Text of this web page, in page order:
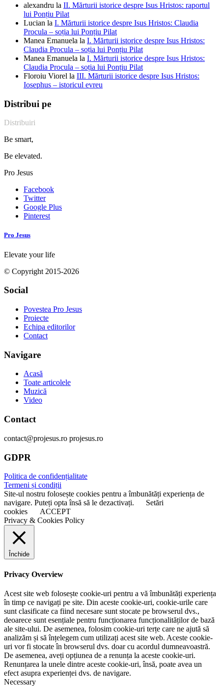
alexandru la II. Mărturii istorice despre Isus Hristos: raportul
lui Ponțiu Pilat
Lucian la I. Mărturii istorice despre Isus Hristos: Claudia
Procula – soția lui Ponțiu Pilat
Manea Emanuela la I. Mărturii istorice despre Isus Hristos:
Claudia Procula – soția lui Ponțiu Pilat
Manea Emanuela la I. Mărturii istorice despre Isus Hristos:
Claudia Procula – soția lui Ponțiu Pilat
Floroiu Viorel la III. Mărturii istorice despre Isus Hristos:
Iosephus – istoricul evreu
Distribui pe
Distribuiri
Be smart,
Be elevated.
Pro Jesus
Facebook
Twitter
Google Plus
Pinterest
Pro Jesus
Elevate your life
© Copyright 2015-2026
Social
Povestea Pro Jesus
Proiecte
Echipa editorilor
Contact
Navigare
Acasă
Toate articolele
Muzică
Video
Contact
contact@projesus.ro projesus.ro
GDPR
Politica de confidențialitate
Termeni și condiții
Site-ul nostru folosește cookies pentru a îmbunătăți experiența de
navigare. Puteți opta însă să le dezactivați.
Setări
cookies
ACCEPT
Privacy & Cookies Policy
Închide
Privacy Overview
Acest site web folosește cookie-uri pentru a vă îmbunătăți experiența
în timp ce navigați pe site. Din aceste cookie-uri, cookie-urile care
sunt clasificate ca fiind necesare sunt stocate pe browserul dvs.,
deoarece sunt esențiale pentru funcționarea funcționalităților de bază
ale site-ului. De asemenea, folosim cookie-uri terțe care ne ajută să
analizăm și să înțelegem cum utilizați acest site web. Aceste cookie-
uri vor fi stocate în browserul dvs. doar cu acordul dumneavoastră.
De asemenea, aveți opțiunea de a renunța la aceste cookie-uri.
Renunțarea la unele dintre aceste cookie-uri, însă, poate avea un
efect asupra experienței dvs. de navigare.
Necessary